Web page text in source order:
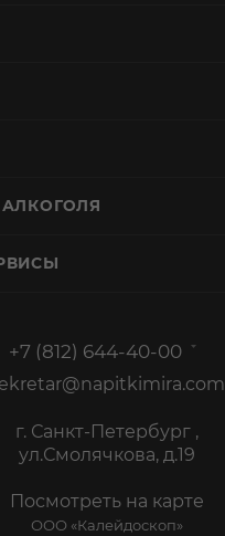
+7 (812) 644-40-00
г. Санкт-Петербург ,
ул.Смолячкова, д.19
Посмотреть на карте
ООО «Калейдоскоп»